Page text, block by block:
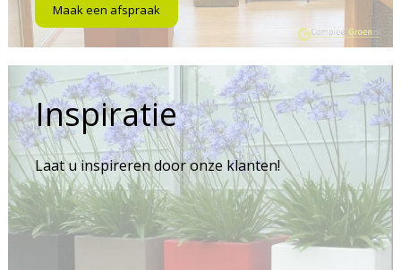
Maak een afspraak
Inspiratie
Laat u inspireren door onze klanten!